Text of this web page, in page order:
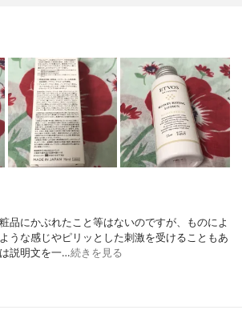
品にかぶれたこと等はないのですが、ものによ
うな感じやピリッとした刺激を受けることもあ
説明文を一…続きを見る